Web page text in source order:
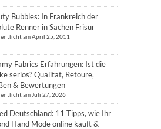
Bubbles: In Frankreich der
Renner in Sachen Frisur
am April 25, 2011
Fabrics Erfahrungen: Ist die
seriös? Qualität, Retoure,
& Bewertungen
am Juli 27, 2026
Deutschland: 11 Tipps, wie Ihr
Hand Mode online kauft &